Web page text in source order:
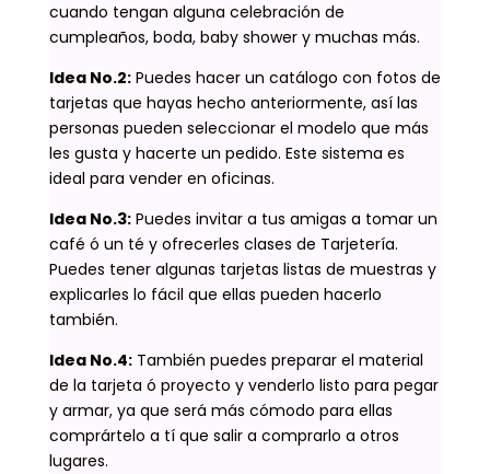
cuando tengan alguna celebración de
cumpleaños, boda, baby shower y muchas más.
Idea No.2:Puedes hacer un catálogo con fotos de
tarjetas que hayas hecho anteriormente, así las
personas pueden seleccionar el modelo que más
les gusta y hacerte un pedido. Este sistema es
ideal para vender en oficinas.
Idea No.3:Puedes invitar a tus amigas a tomar un
café ó un té y ofrecerles clases de Tarjetería.
Puedes tener algunas tarjetas listas de muestras y
explicarles lo fácil que ellas pueden hacerlo
también.
Idea No.4:También puedes preparar el material
de la tarjeta ó proyecto y venderlo listo para pegar
y armar, ya que será más cómodo para ellas
comprártelo a tí que salir a comprarlo a otros
lugares.